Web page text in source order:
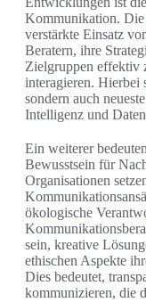
Kommunikation. Die
verstärkte Einsatz
Beratern, ihre
Zielgruppen effektiv
interagieren. Hierbei
sondern auch
Intelligenz und
Ein weiterer
Bewusstsein für
Organisationen
ökologische
sein, kreative
ethischen Aspekte
Dies bedeutet,
kommunizieren, die